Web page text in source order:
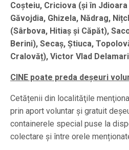
Coșteiu, Criciova (și în
Găvojdia, Ghizela, Nădrag,
(Sârbova, Hitiaș și Căpăt),
Berini), Secaș, Știuca,
Cralovăț), Victor Vlad
CINE poate preda deşeuri
Cetățenii din localităţile
prin aport voluntar și gratuit
containerele special puse la
colectare și între orele